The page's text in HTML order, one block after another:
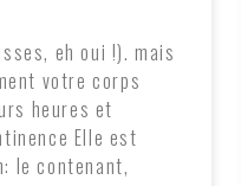
eh oui !). mais
votre corps
heures et
Elle est
le contenant,